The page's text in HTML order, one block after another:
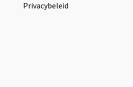
Privacybeleid